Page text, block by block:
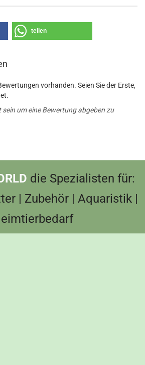
teilen
vorhanden. Seien Sie der Erste,
sein um eine Bewertung abgeben zu
die Spezialisten für:
| Zubehör | Aquaristik |